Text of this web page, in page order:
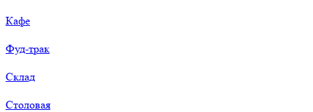
Кафе
Фуд-трак
Склад
Столовая